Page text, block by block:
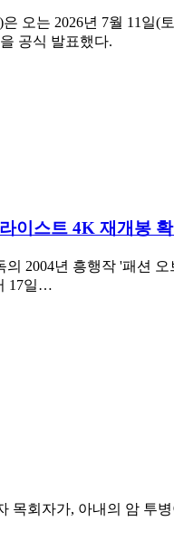
은 오는 2026년 7월 11
공식 발표했다.
이스트 4K 재개봉
2004년 흥행작 '패션
17일…
목회자가, 아내의 암 투